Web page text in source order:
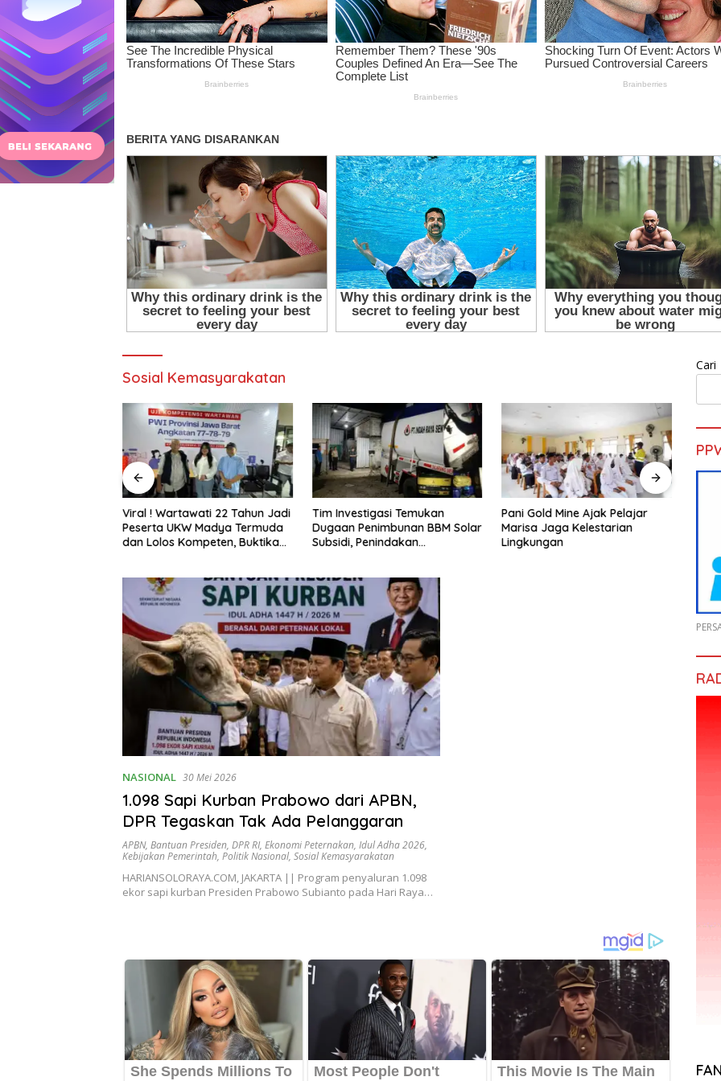
Sosial Kemasyarakatan
Viral ! Wartawati 22 Tahun Jadi
Peserta UKW Madya Termuda
dan Lolos Kompeten, Buktikan
Tim Investigasi Temukan
Dugaan Penimbunan BBM Solar
Subsidi, Penindakan
Pani Gold Mine Ajak Pelajar
Marisa Jaga Kelestarian
Lingkungan
H.
NASIONAL 30 Mei 2026
1.098 Sapi Kurban Prabowo dari APBN,
DPR Tegaskan Tak Ada Pelanggaran
APBN, Bantuan Presiden, DPR RI, Ekonomi Peternakan, Idul Adha 2026,
Kebijakan Pemerintah, Politik Nasional, Sosial Kemasyarakatan
HARIANSOLORAYA.COM, JAKARTA || Program penyaluran 1.098
ekor sapi kurban Presiden Prabowo Subianto pada Hari Raya…
Cari